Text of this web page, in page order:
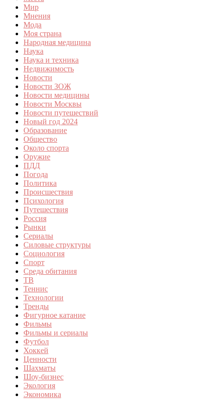
Мир
Мнения
Мода
Моя страна
Народная медицина
Наука
Наука и техника
Недвижимость
Новости
Новости ЗОЖ
Новости медицины
Новости Москвы
Новости путешествий
Новый год 2024
Образование
Общество
Около спорта
Оружие
ПДД
Погода
Политика
Происшествия
Психология
Путешествия
Россия
Рынки
Сериалы
Силовые структуры
Социология
Спорт
Среда обитания
ТВ
Теннис
Технологии
Тренды
Фигурное катание
Фильмы
Фильмы и сериалы
Футбол
Хоккей
Ценности
Шахматы
Шоу-бизнес
Экология
Экономика